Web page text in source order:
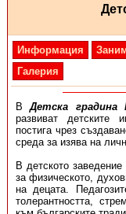
Информация
Галерия
ВДетска градина
развиват детските
постига чрез
среда за изява на
В детското
за физическото,
на децата.
толерантността,